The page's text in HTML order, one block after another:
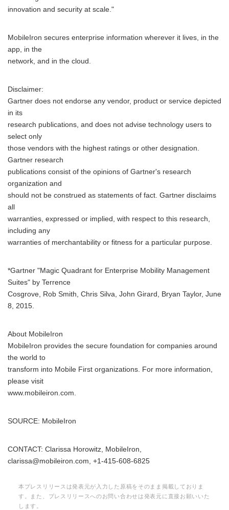
innovation and security at scale."
MobileIron secures enterprise information wherever it lives, in the
app, in the
network, and in the cloud.
Disclaimer:
Gartner does not endorse any vendor, product or service depicted
in its
research publications, and does not advise technology users to
select only
those vendors with the highest ratings or other designation.
Gartner research
publications consist of the opinions of Gartner's research
organization and
should not be construed as statements of fact. Gartner disclaims
all
warranties, expressed or implied, with respect to this research,
including any
warranties of merchantability or fitness for a particular purpose.
*Gartner "Magic Quadrant for Enterprise Mobility Management
Suites" by Terrence
Cosgrove, Rob Smith, Chris Silva, John Girard, Bryan Taylor, June
8, 2015.
About MobileIron
MobileIron provides the secure foundation for companies around
the world to
transform into Mobile First organizations. For more information,
please visit
www.mobileiron.com.
SOURCE: MobileIron
CONTACT: Clarissa Horowitz, MobileIron,
clarissa@mobileiron.com, +1-415-608-6825
本プレスリリースは発表元が入力した原稿をそのまま掲載しておりま
す。また、プレスリリースへのお問い合わせは発表元に直接お願いいた
します。